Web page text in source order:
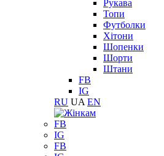
Рукава
Топи
Футболки
Хітони
Шопенки
Шорти
Штани
FB
IG
RU UA EN
FB
IG
FB